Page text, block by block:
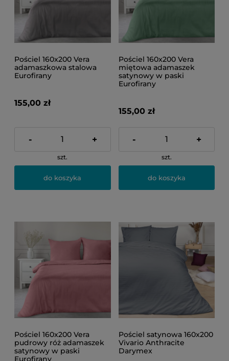
Pościel 160x200 Vera
adamaszkowa stalowa
Eurofirany
155,00 zł
- +
szt.
do koszyka
Pościel 160x200 Vera
miętowa adamaszek
satynowy w paski
Eurofirany
155,00 zł
- +
szt.
do koszyka
Pościel 160x200 Vera
pudrowy róż adamaszek
satynowy w paski
Eurofirany
Pościel satynowa 160x200
Vivario Anthracite
Darymex